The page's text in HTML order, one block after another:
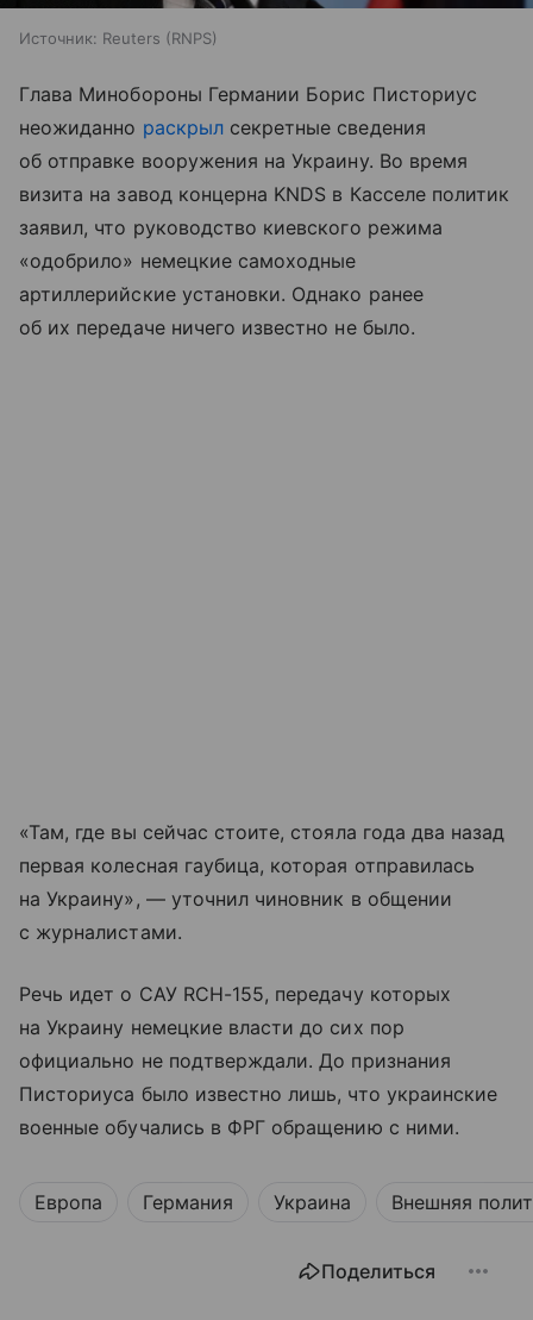
Источник: Reuters (RNPS)
Глава Минобороны Германии Борис Писториус
неожиданно раскрылсекретные сведения
об отправке вооружения на Украину. Во время
визита на завод концерна KNDS в Касселе политик
заявил, что руководство киевского режима
«одобрило» немецкие самоходные
артиллерийские установки. Однако ранее
об их передаче ничего известно не было.
«Там, где вы сейчас стоите, стояла года два назад
первая колесная гаубица, которая отправилась
на Украину», — уточнил чиновник в общении
с журналистами.
Речь идет о САУ RCH-155, передачу которых
на Украину немецкие власти до сих пор
официально не подтверждали. До признания
Писториуса было известно лишь, что украинские
военные обучались в ФРГ обращению с ними.
Европа Германия Украина Внешняя
Поделиться